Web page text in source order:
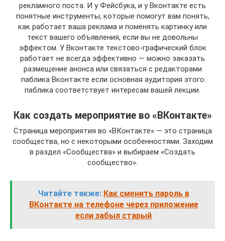
рекламного поста. И у Фейсбука, и у Вконтакте есть
понятные инструменты, которые помогут вам понять,
как работает ваша реклама и поменять картинку или
текст вашего объявления, если вы не довольны
эффектом. У Вконтакте текстово-графический блок
работает не всегда эффективно — можно заказать
размещение анонса или связаться с редакторами
паблика Вконтакте если основная аудитория этого
паблика соответствует интересам вашей лекции.
Как создать мероприятие во «ВКонтакте»
Страница мероприятия во «ВКонтакте» — это страница
сообщества, но с некоторыми особенностями. Заходим
в раздел «Сообщества» и выбираем «Создать
сообщество».
Читайте также: Как сменить пароль в
ВКонтакте на телефоне через приложение
если забыл старый